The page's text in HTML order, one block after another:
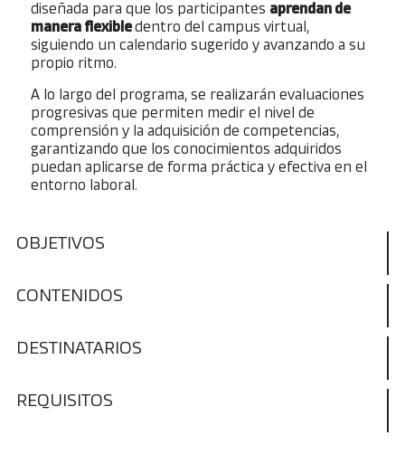
OBJETIVOS
CONTENIDOS
DESTINATARIOS
REQUISITOS
diseñada para que los participantes aprendan de
manera flexibledentro del campus virtual,
siguiendo un calendario sugerido y avanzando a su
propio ritmo.
A lo largo del programa, se realizarán evaluaciones
progresivas que permiten medir el nivel de
comprensión y la adquisición de competencias,
garantizando que los conocimientos adquiridos
puedan aplicarse de forma práctica y efectiva en el
entorno laboral.